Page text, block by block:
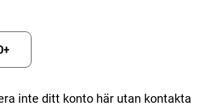
inte ditt konto här utan kontakta